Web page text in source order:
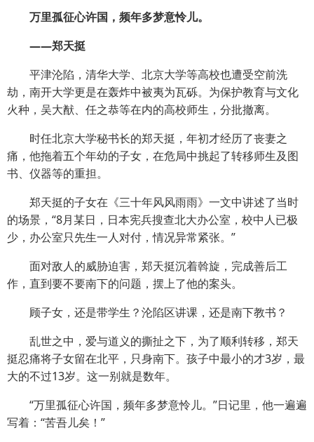
万里孤征心许国，频年多梦意怜儿。
——郑天挺
平津沦陷，清华大学、北京大学等高校也遭受空前洗
劫，南开大学更是在轰炸中被夷为瓦砾。为保护教育与文化
火种，吴大猷、任之恭等在内的高校师生，分批撤离。
时任北京大学秘书长的郑天挺，年初才经历了丧妻之
痛，他拖着五个年幼的子女，在危局中挑起了转移师生及图
书、仪器等的重担。
郑天挺的子女在《三十年风风雨雨》一文中讲述了当时
的场景，“8月某日，日本宪兵搜查北大办公室，校中人已极
少，办公室只先生一人对付，情况异常紧张。”
面对敌人的威胁迫害，郑天挺沉着斡旋，完成善后工
作，直到要不要南下的问题，摆上了他的案头。
顾子女，还是带学生？沦陷区讲课，还是南下教书？
乱世之中，爱与道义的撕扯之下，为了顺利转移，郑天
挺忍痛将子女留在北平，只身南下。孩子中最小的才3岁，最
大的不过13岁。这一别就是数年。
“万里孤征心许国，频年多梦意怜儿。”日记里，他一遍遍
写着：“苦吾儿矣！”